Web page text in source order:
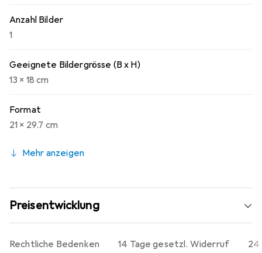
Anzahl Bilder
1
Geeignete Bildergrösse (B x H)
13 x 18 cm
Format
21 x 29.7 cm
Mehr anzeigen
Preisentwicklung
14 Tage gesetzl. Widerruf
24
Rechtliche Bedenken